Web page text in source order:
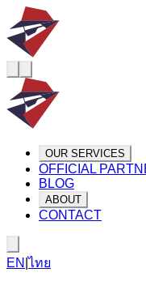
OUR SERVICES
OFFICIAL
BLOG
ABOUT
CONTACT
EN |ไทย